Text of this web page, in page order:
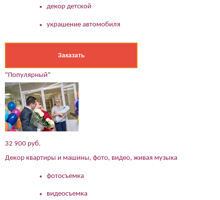
декор детской
украшение автомобиля
Заказать
"Популярный"
32 900 руб.
Декор квартиры и машины, фото, видео, живая музыка
фотосъемка
видеосъемка